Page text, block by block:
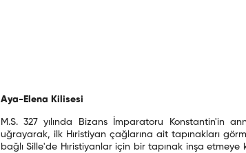
Aya-Elena Kilisesi
M.S. 327 yılında Bizans İmparatoru Konstantin'in
uğrayarak, ilk Hıristiyan çağlarına ait tapınakları
bağlı Sille'de Hıristiyanlar için bir tapınak inşa etmeye